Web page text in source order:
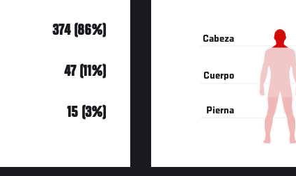
374 (86%)
47 (11%)
15 (3%)
Cabeza
Cuerpo
Pierna